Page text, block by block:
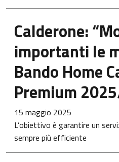
Calderone:
importanti le
Bando Home
Premium
15 maggio 2025
L’obiettivo è garantire un
sempre più efficiente